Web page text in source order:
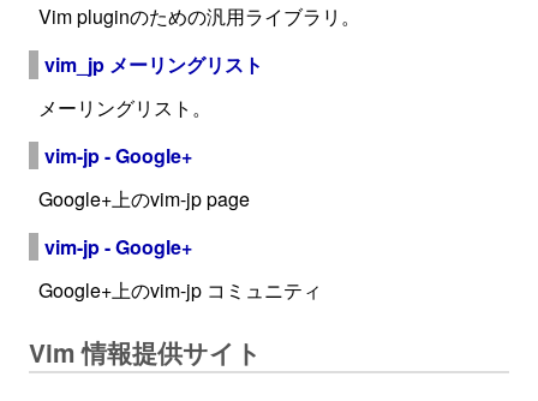
Vim pluginのための汎用ライブラリ。
vim_jp メーリングリスト
メーリングリスト。
vim-jp - Google+
Google+上のvim-jp page
vim-jp - Google+
Google+上のvim-jp コミュニティ
Vim 情報提供サイト